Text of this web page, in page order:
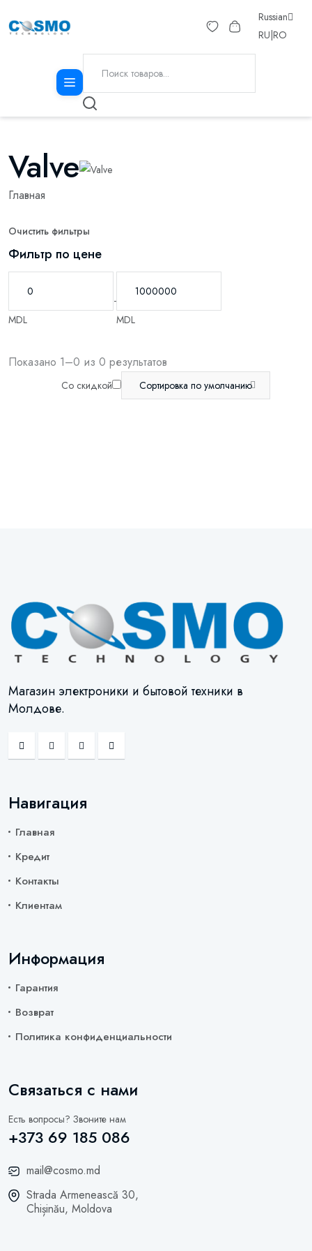
Russian
RU RO
Valve
Главная
Очистить фильтры
Фильтр по цене
MDL
-
MDL
Показано 1–0 из 0 результатов
Со скидкой Сортировка по умолчанию
Магазин электроники и бытовой техники в
Молдове.
Навигация
Главная
Кредит
Контакты
Клиентам
Информация
Гарантия
Возврат
Политика конфиденциальности
Связаться с нами
Есть вопросы? Звоните нам
+373 69 185 086
mail@cosmo.md
Strada Armenească 30,
Chișinău, Moldova